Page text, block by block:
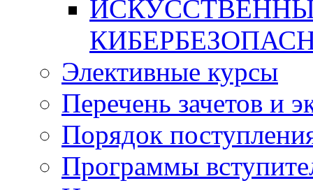
Элективные курсы
Перечень зачетов и
Порядок
Программы